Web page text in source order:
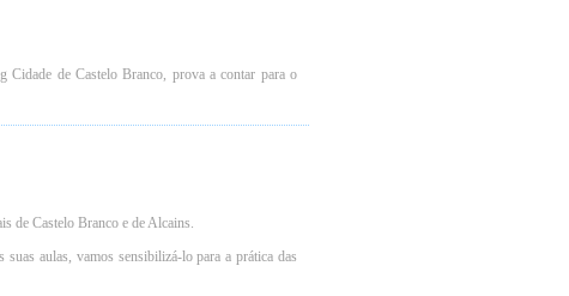
de Castelo Branco, prova a contar para o
de Castelo Branco e de Alcains.
aulas, vamos sensibilizá-lo para a prática das